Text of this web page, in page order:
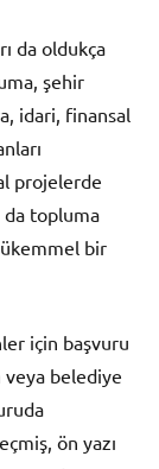
da oldukça
şehir
idari, finansal
projelerde
da topluma
bir
için başvuru
belediye
ön yazı